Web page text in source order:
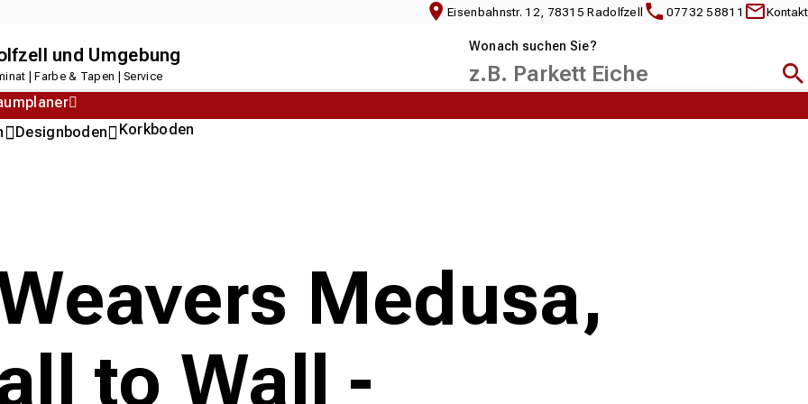
Eisenbahnstr. 12, 78315 Radolfzell 07732 58811 Kontakt
und Umgebung
| Farbe & Tapen | Service
Wonach suchen Sie?
Designboden Korkboden
Medusa,
to Wall -